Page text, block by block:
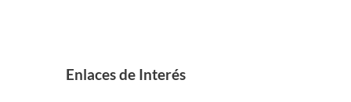
Enlaces de Interés